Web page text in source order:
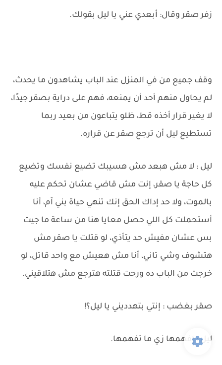
زفر صقر وقال: أبعدي عني يا ليل بقولك.
وقف جميع من في المنزل عند الباب يشاهدون ما يحدث،
لم يحاول منهم أحد أن يمنعه، فهم على دراية بصقر جيدًا،
لا يغير قرار أخذه قط، ظلو يتباعون من بعيد ربما
تستطيع ليل أن ترجع صقر عن قراره.
ليل : لا مش هبعد مش هسيبك تضيع نفسك وتضيع
كل حاجة يا صقر، إنت مش قاضي عشان تحكم عليه
بالموت، ولا حد إداك الحق إنك تنهي حياة بني آم، أنا
أستحملت كل اللي حصل معايا هنا من ساعة ما جيت
بس عشان مفيش حد يتأذي، لو قتلت يا صقر مش
هتشوف وشي تاني، أنا مش هعيش مع واحد قاتل، لو
خرجت من الباب ده ورحت قتلته هترجع مش هتلاقيني.
صقر بغضب : إنتي بتهدديني يا ليل؟!
ليل : إفهمها زي ما تفهمها.